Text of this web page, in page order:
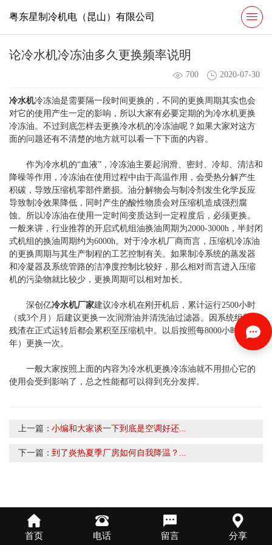
粤东星制冷机电（昆山）有限公司
论冷水机冷冻油多久更换频率说明
700 2020-07-30
冷水机冷冻油是需要隔一段时间更换的，不同的更换周期其实也会
对它的使用产生一定的影响，所以大家有必要定期的为冷水机更换
冷冻油。不过到底怎样去更换冷水机的冷冻油呢？如果大家对这方
面的问题还有不清楚的地方就可以看一下下面的内容。
作为冷水机的“血液”，冷冻油主要起润滑、密封、冷却、清洁和
降噪等作用，冷冻油在使用过程中由于高温作用，会受热分解产生
积碳，导致压缩机零部件磨损。油分解物会与制冷剂发生化学反应
导致制冷效果降低，同时产生的酸性物质会对压缩机造成强烈腐
蚀。所以冷冻油在使用一定时间变质达到一定程度后，必须更换。
一般来讲，行业推荐的开启式机组油换油周期为2000-3000h，半封闭
式机组的换油周期约为6000h。对于冷水机厂商而言，压缩机冷冻油
的更换周期与其生产制程的工艺控制有关。如果制冷系统的蒸发器
和冷凝器及系统管路的洁净度控制比较好，那么相对而言进入压缩
机的污染物就比较少，更换周期可以相对加长。
深创亿冷水机厂家建议冷水机在刚开机后，累计运行2500小时
（或3个月）后建议更换一次润滑油并清洗油过滤器。因系统组装的
残渣在正式运转后都会累积至压缩机中。以后按照每8000小时（或2
年）更换一次。
一般大家按照上面的内容为冷水机更换冷冻油就不用担心它的
使用会受到影响了，总之性能都可以得到充分发挥。
上一篇：小编和大家谈一下到底是空调好还...
下一篇：到了炎热夏季厂房如何自我降温？...
首页 电话 留言 分享